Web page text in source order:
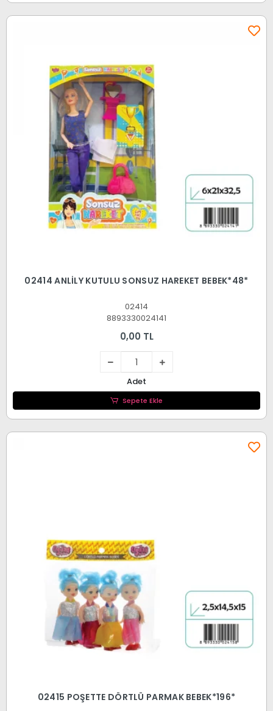
02414 ANLİLY KUTULU SONSUZ HAREKET BEBEK*48*
02414
8893330024141
0,00 TL
Adet
Sepete Ekle
02415 POŞETTE DÖRTLÜ PARMAK BEBEK*196*